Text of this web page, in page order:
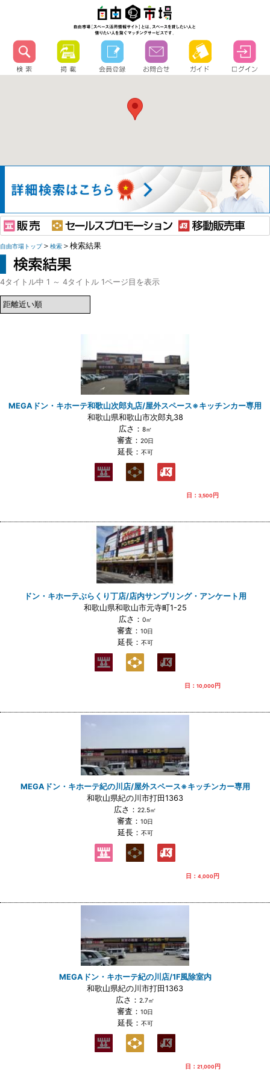
自由市場トップ＞ 検索 ＞検索結果
4タイトル中 1 ～ 4タイトル 1ページ目を表示
MEGAドン・キホーテ和歌山次郎丸店/屋外スペース※キッチンカー専用
和歌山県和歌山市次郎丸38
広さ： 8㎡
審査： 20日
延長： 不可
日： 3,500円
ドン・キホーテぶらくり丁店/店内サンプリング・アンケート用
和歌山県和歌山市元寺町1-25
広さ： 0㎡
審査： 10日
延長： 不可
日： 10,000 円
MEGAドン・キホーテ紀の川店/屋外スペース※キッチンカー専用
和歌山県紀の川市打田1363
広さ： 22.5㎡
審査： 10日
延長： 不可
日： 4,000 円
MEGAドン・キホーテ紀の川店/1F風除室内
和歌山県紀の川市打田1363
広さ： 2.7㎡
審査： 10日
延長： 不可
日： 21,000円